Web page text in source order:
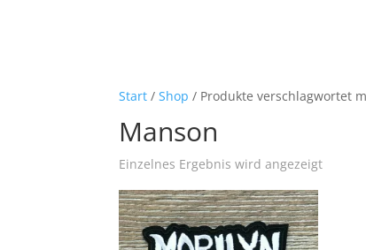
Start /Shop / Produkte verschlagwortet
Manson
Einzelnes Ergebnis wird angezeigt